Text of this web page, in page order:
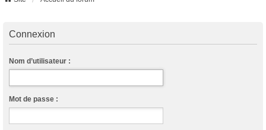
Connexion
Nom d’utilisateur :
Mot de passe :